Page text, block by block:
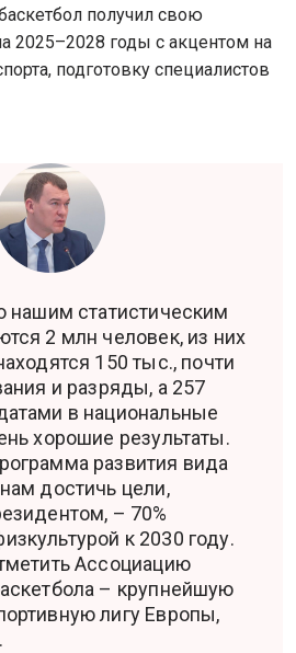
получил свою
2025–2028 годы с акцентом на
подготовку специалистов
нашим статистическим
2 млн человек, из них
150 тыс., почти
и разряды, а 257
в национальные
хорошие результаты.
развития вида
достичь цели,
– 70%
к 2030 году.
Ассоциацию
– крупнейшую
лигу Европы,